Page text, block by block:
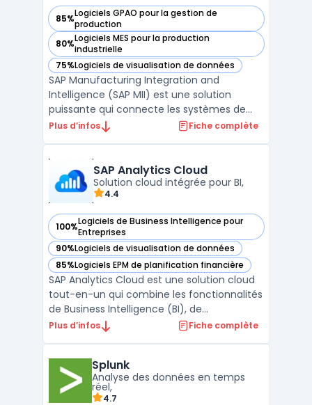
85%Logiciels GPAO pour la gestion de
production
— voir SAP MII dans cette catégorie
80%Logiciels MES pour la production
industrielle
— voir SAP MII dans cette catégorie
75%Logiciels de visualisation de données
— voir SAP MII dans cette catégorie
SAP Manufacturing Integration and
Intelligence (SAP MII) est une solution
puissante qui connecte les systèmes de
production aux opérations commerciales
permet une intégration verticale des
données, reliant le ...
Plus d’infos Fiche complète
SAP Analytics Cloud
Solution cloud intégrée pour BI,
4.4
100%Logiciels de Business Intelligence pour
Entreprises
— voir SAP Analytics Cloud dans cette catégorie
90%Logiciels de visualisation de données
— voir SAP Analytics Cloud dans cette catégorie
85%Logiciels EPM de planification financière
— voir SAP Analytics Cloud dans cette catégorie
SAP Analytics Cloud est une solution cloud
tout-en-un qui combine les fonctionnalités
de Business Intelligence (BI), de
planification intégrée, et d’analytique
aux entreprises d’optimiser leurs processus
de décision e ...
Plus d’infos Fiche complète
Splunk
Analyse des données en temps
réel,
4.7